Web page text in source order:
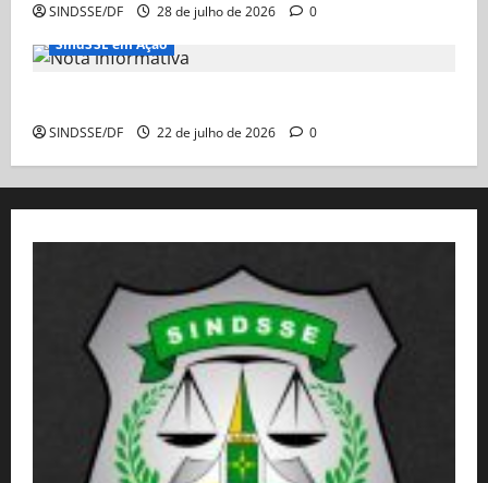
SINDSSE/DF 28 de julho de 2026
0
SindSSE em Ação
SINDSSE/DF 22 de julho de 2026 0